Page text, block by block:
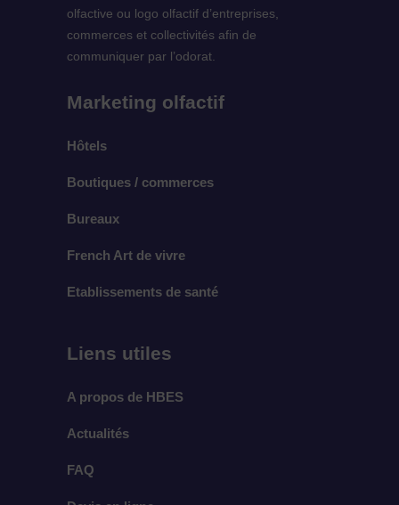
olfactive ou logo olfactif d’entreprises,
commerces et collectivités afin de
communiquer par l’odorat.
Marketing olfactif
Hôtels
Boutiques / commerces
Bureaux
French Art de vivre
Etablissements de santé
Liens utiles
A propos de HBES
Actualités
FAQ